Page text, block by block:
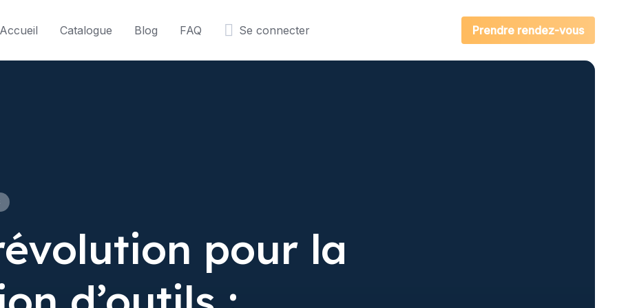
Accueil Catalogue Blog FAQ Se connecter Prendre rendez-vous
pour la